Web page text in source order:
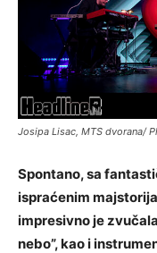
Josipa Lisac, MTS dvorana/
Spontano, sa
ispraćenim
impresivno je
nebo”, kao i